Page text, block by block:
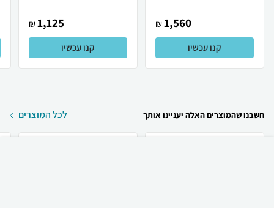
1,560
₪
קנו עכשיו
1,125
₪
קנו עכשיו
חשבנו שהמוצרים האלה יעניינו אותך לכל המוצרים